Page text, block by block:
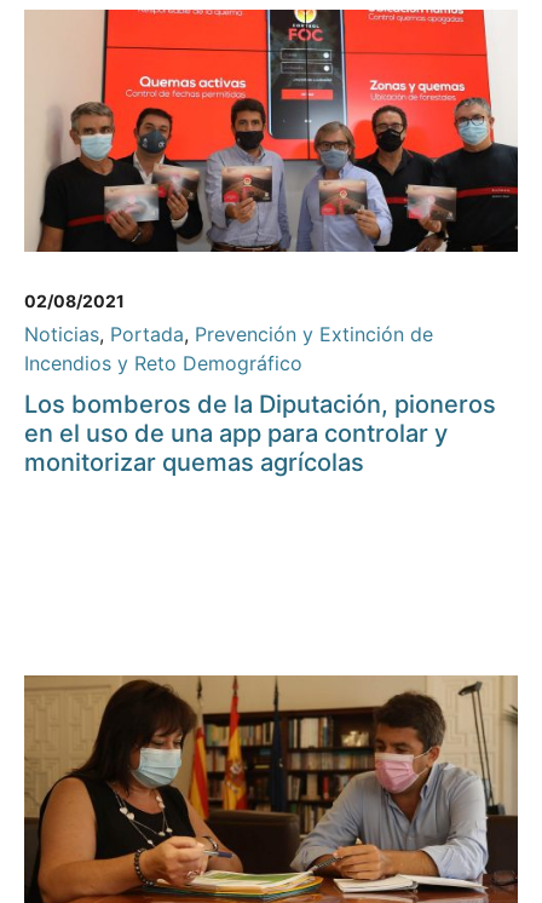
02/08/2021
Noticias, Portada, Prevención y Extinción de
Incendios y Reto Demográfico
Los bomberos de la Diputación, pioneros
en el uso de una app para controlar y
monitorizar quemas agrícolas